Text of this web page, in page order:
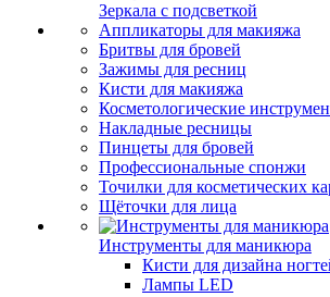
Зеркала с подсветкой
Аппликаторы для макияжа
Бритвы для бровей
Зажимы для ресниц
Кисти для макияжа
Косметологические
Накладные ресницы
Пинцеты для бровей
Профессиональные спонжи
Точилки для косметических
Щёточки для лица
Инструменты для маникюра
Кисти для дизайна
Лампы LED